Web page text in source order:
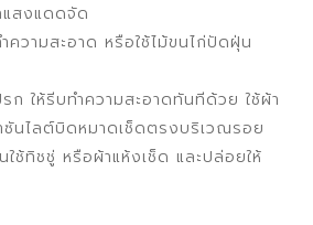
สงแดดจัด
ความสะอาด หรือใช้ไม้ขนไก่ปัดฝุ่น
ให้รีบทำความสะอาดทันทีด้วย ใช้ผ้า
ซันไลต์บิดหมาดเช็ดตรงบริเวณรอย
ช้ทิชชู่ หรือผ้าแห้งเช็ด และปล่อยให้